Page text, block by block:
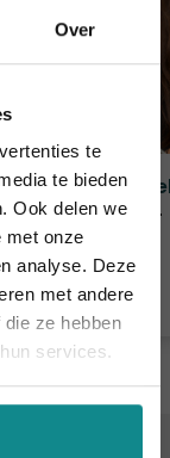
Over
te
te bieden
Ook delen we
met onze
analyse. Deze
met andere
ze hebben
services.
Duur
ook! 10%
2026.